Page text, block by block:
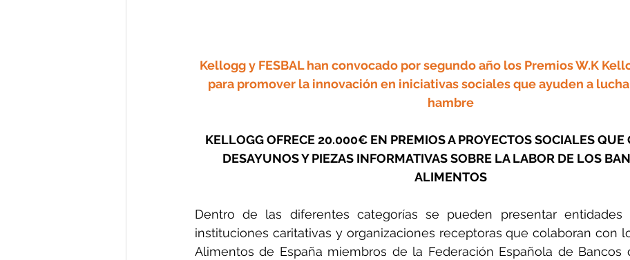
Kellogg y FESBAL han convocado por segundo año los Premios W.K
para promover la innovación en iniciativas sociales que ayuden a
hambre
KELLOGG OFRECE 20.000€ EN PREMIOS A PROYECTOS SOCIALES QUE
DESAYUNOS Y PIEZAS INFORMATIVAS SOBRE LA LABOR DE LOS
ALIMENTOS
Dentro de las diferentes categorías se pueden presentar entidades
instituciones caritativas y organizaciones receptoras que colaboran con
Alimentos de España miembros de la Federación Española de Bancos